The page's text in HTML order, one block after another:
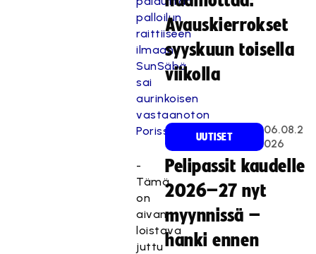
palloilun
raittiiseen
ilmaan
SunSäbä
sai
aurinkoisen
vastaanoton
Porissa
-
Tämä
on
aivan
loistava
juttu
Avauskierrokset
syyskuun toisella
viikolla
UUTISET
06.08.2
026
Pelipassit kaudelle
2026–27 nyt
myynnissä –
hanki ennen